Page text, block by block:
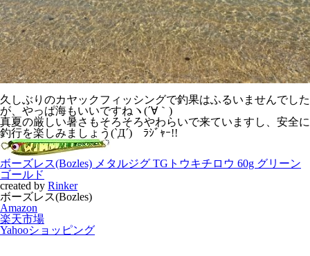
久しぶりのカヤックフィッシングで釣果はふるいませんでした
が、やっぱ海もいいですねヽ(´∀｀)
真夏の厳しい暑さもそろそろやわらいで来ていますし、安全に
釣行を楽しみましょう(`Д´)ゞﾗｼﾞｬｰ!!
ボーズレス(Bozles) メタルジグ TGトウキチロウ 60g グリーン
ゴールド
created by Rinker
ボーズレス(Bozles)
Amazon
楽天市場
Yahooショッピング